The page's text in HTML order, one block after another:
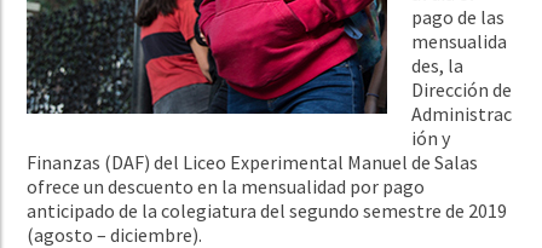
pago de las
mensualida
des, la
Dirección de
Administrac
ión y
Finanzas (DAF) del Liceo Experimental Manuel de Salas
ofrece un descuento en la mensualidad por pago
anticipado de la colegiatura del segundo semestre de 2019
(agosto – diciembre).